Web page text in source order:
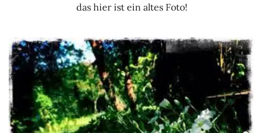
das hier ist ein altes Foto!